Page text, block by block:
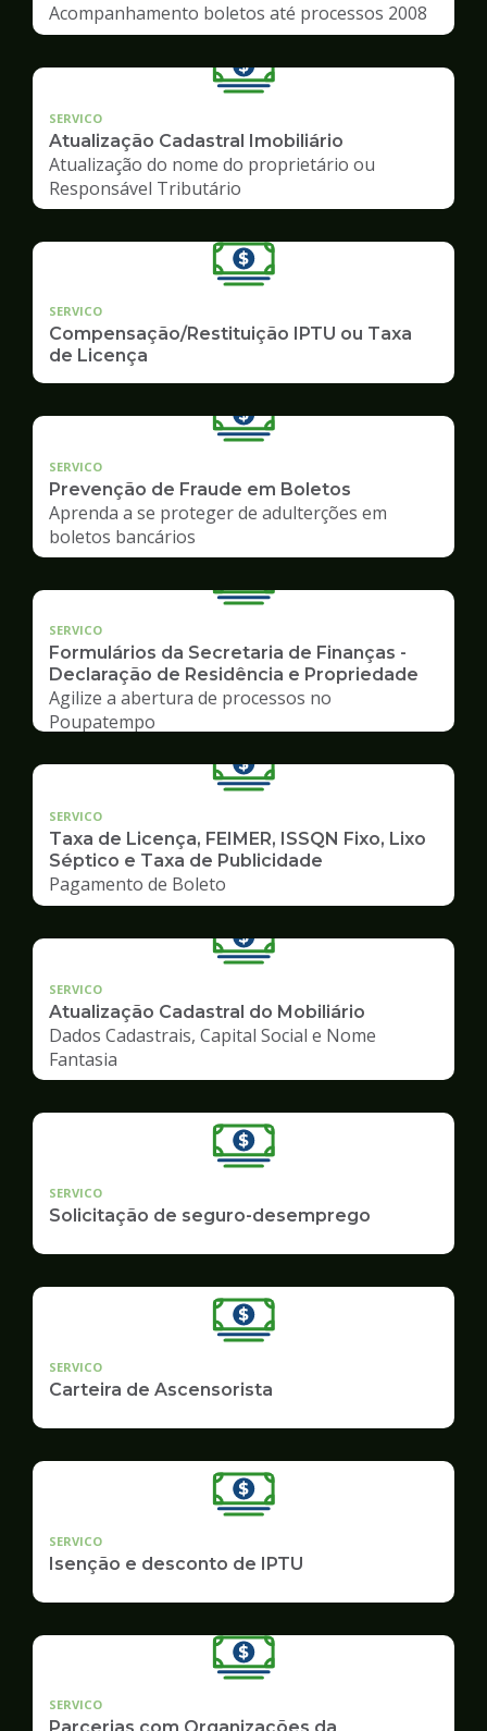
Acompanhamento boletos até processos 2008
SERVICO
Atualização Cadastral Imobiliário
Atualização do nome do proprietário ou
Responsável Tributário
SERVICO
Compensação/Restituição IPTU ou Taxa
de Licença
SERVICO
Prevenção de Fraude em Boletos
Aprenda a se proteger de adulterções em
boletos bancários
SERVICO
Formulários da Secretaria de Finanças -
Declaração de Residência e Propriedade
Agilize a abertura de processos no
Poupatempo
SERVICO
Taxa de Licença, FEIMER, ISSQN Fixo, Lixo
Séptico e Taxa de Publicidade
Pagamento de Boleto
SERVICO
Atualização Cadastral do Mobiliário
Dados Cadastrais, Capital Social e Nome
Fantasia
SERVICO
Solicitação de seguro-desemprego
SERVICO
Carteira de Ascensorista
SERVICO
Isenção e desconto de IPTU
SERVICO